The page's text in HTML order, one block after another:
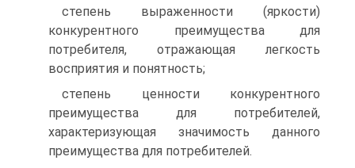
степень выраженности (яркости)
конкурентного преимущества для
потребителя, отражающая легкость
восприятия и понятность;
степень ценности конкурентного
преимущества для потребителей,
характеризующая значимость данного
преимущества для потребителей.